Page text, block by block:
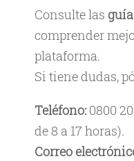
Consulte las
comprender
plataforma.
Si tiene dudas,
Teléfono: 0800
de 8 a 17 horas).
Correo